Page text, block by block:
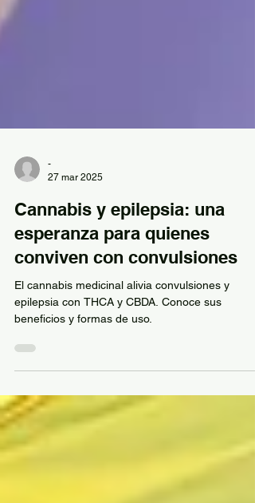
27 mar 2025
Cannabis y epilepsia: una
esperanza para quienes
conviven con convulsiones
El cannabis medicinal alivia convulsiones y
beneficios y formas de uso.